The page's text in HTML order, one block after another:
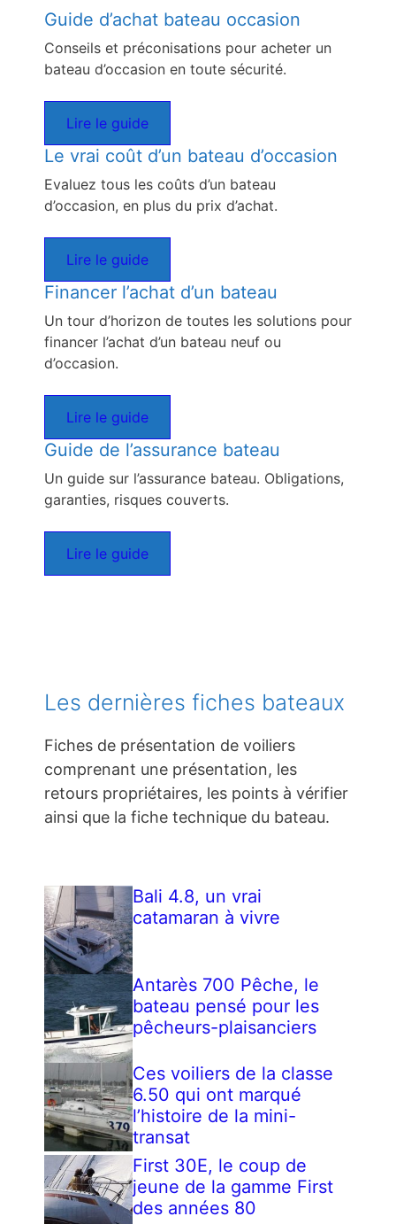
Guide d’achat bateau occasion
Conseils et préconisations pour acheter un
bateau d’occasion en toute sécurité.
Lire le guide
Le vrai coût d’un bateau d’occasion
Evaluez tous les coûts d’un bateau
d’occasion, en plus du prix d’achat.
Lire le guide
Financer l’achat d’un bateau
Un tour d’horizon de toutes les solutions pour
financer l’achat d’un bateau neuf ou
d’occasion.
Lire le guide
Guide de l’assurance bateau
Un guide sur l’assurance bateau. Obligations,
garanties, risques couverts.
Lire le guide
Les dernières fiches bateaux
Fiches de présentation de voiliers
comprenant une présentation, les
retours propriétaires, les points à vérifier
ainsi que la fiche technique du bateau.
Bali 4.8, un vrai
catamaran à vivre
Antarès 700 Pêche, le
bateau pensé pour les
pêcheurs-plaisanciers
Ces voiliers de la classe
6.50 qui ont marqué
l’histoire de la mini-
transat
First 30E, le coup de
jeune de la gamme First
des années 80